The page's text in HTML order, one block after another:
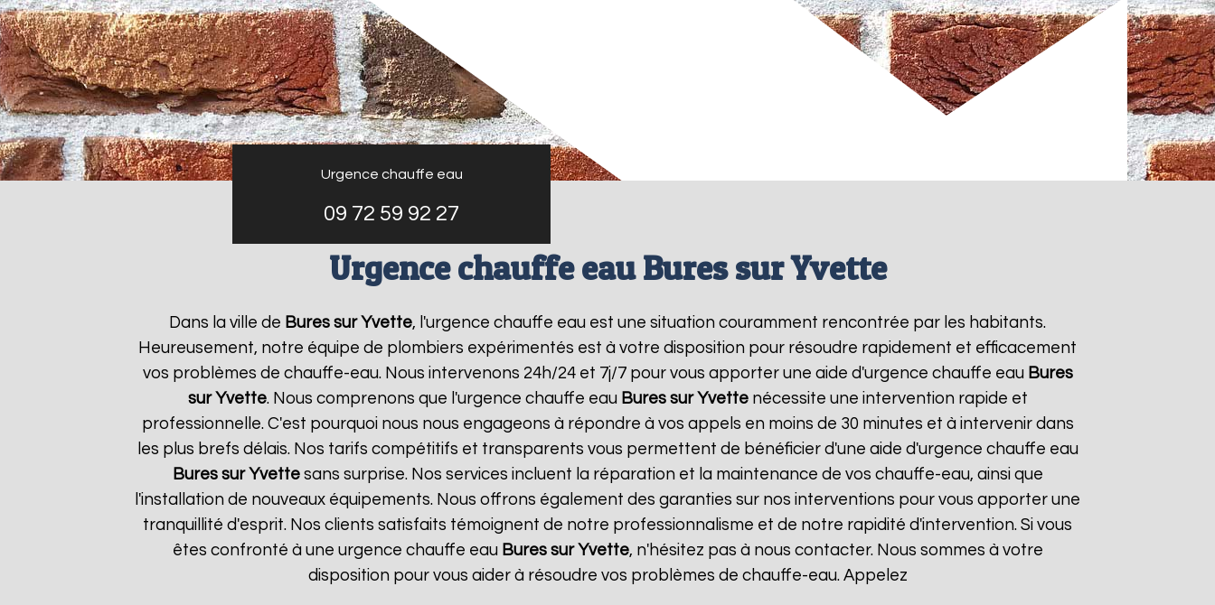
Urgence chauffe eau
09 72 59 92 27
Urgence chauffe eau Bures sur Yvette
Dans la ville de Bures sur Yvette, l'urgence chauffe eau est une situation couramment rencontrée par les habitants.
Heureusement, notre équipe de plombiers expérimentés est à votre disposition pour résoudre rapidement et efficacement
vos problèmes de chauffe-eau. Nous intervenons 24h/24 et 7j/7 pour vous apporter une aide d'urgence chauffe eau Bures
sur Yvette. Nous comprenons que l'urgence chauffe eau Bures sur Yvettenécessite une intervention rapide et
professionnelle. C'est pourquoi nous nous engageons à répondre à vos appels en moins de 30 minutes et à intervenir dans
les plus brefs délais. Nos tarifs compétitifs et transparents vous permettent de bénéficier d'une aide d'urgence chauffe eau
Bures sur Yvettesans surprise. Nos services incluent la réparation et la maintenance de vos chauffe-eau, ainsi que
l'installation de nouveaux équipements. Nous offrons également des garanties sur nos interventions pour vous apporter une
tranquillité d'esprit. Nos clients satisfaits témoignent de notre professionnalisme et de notre rapidité d'intervention. Si vous
êtes confronté à une urgence chauffe eau Bures sur Yvette, n'hésitez pas à nous contacter. Nous sommes à votre
disposition pour vous aider à résoudre vos problèmes de chauffe-eau. Appelez